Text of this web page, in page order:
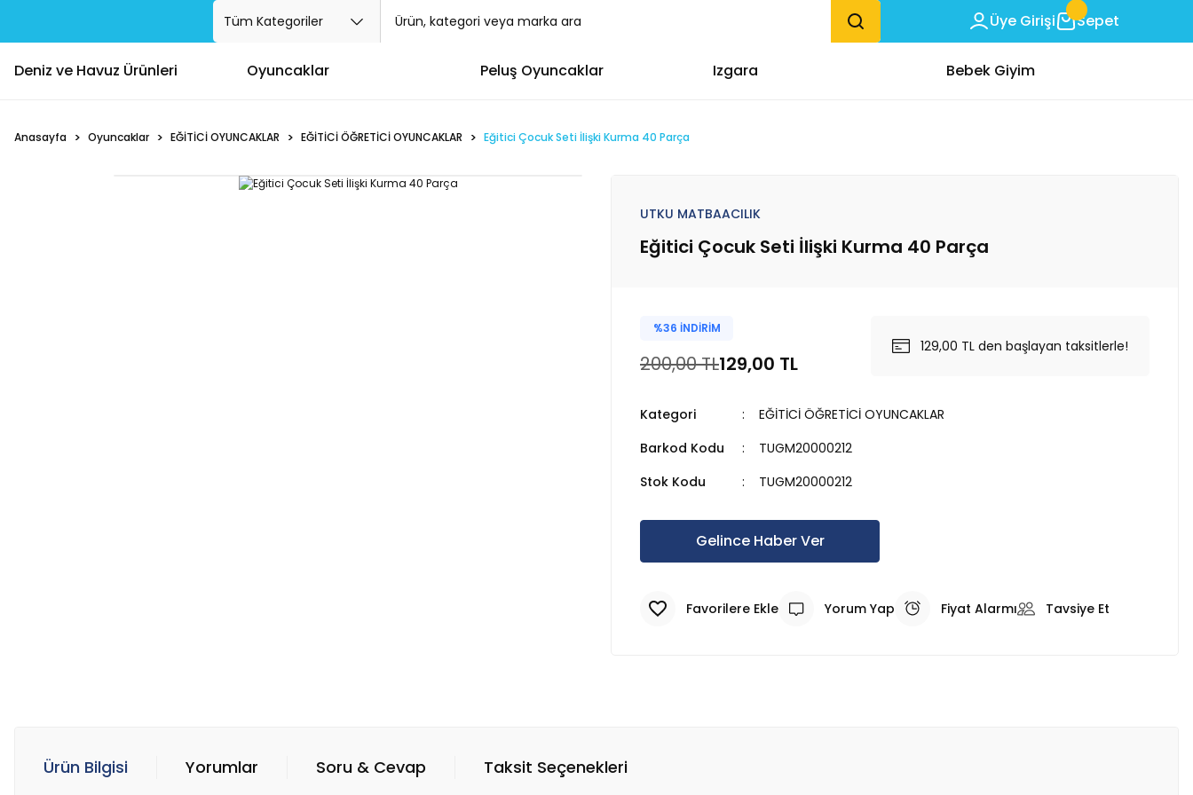
Üye Girişi Sepet
Deniz ve Havuz Ürünleri Oyuncaklar Peluş Oyuncaklar Izgara Bebek Giyim
Anasayfa Oyuncaklar EĞİTİCİ OYUNCAKLAR EĞİTİCİ ÖĞRETİCİ OYUNCAKLAR Eğitici Çocuk Seti İlişki Kurma 40 Parça
UTKU MATBAACILIK
Eğitici Çocuk Seti İlişki Kurma 40 Parça
%36 İNDİRİM
200,00 TL129,00 TL
129,00 TL den başlayan taksitlerle!
Kategori
EĞİTİCİ ÖĞRETİCİ OYUNCAKLAR
Barkod Kodu
TUGM20000212
Stok Kodu
TUGM20000212
Gelince Haber Ver
Yorum Yap Fiyat Alarmı Tavsiye Et
Ürün Bilgisi Yorumlar Soru & Cevap Taksit Seçenekleri